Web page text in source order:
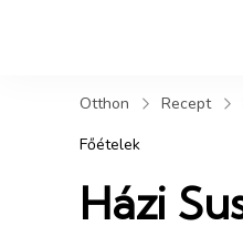
Otthon Recept
Főételek
Házi